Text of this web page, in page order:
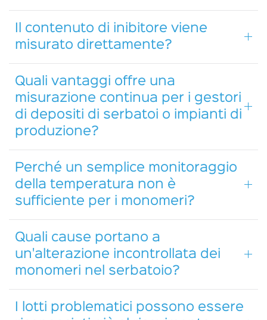
Il contenuto di inibitore viene
misurato direttamente?
Quali vantaggi offre una
misurazione continua per i gestori
di depositi di serbatoi o impianti di
produzione?
Perché un semplice monitoraggio
della temperatura non è
sufficiente per i monomeri?
Quali cause portano a
un'alterazione incontrollata dei
monomeri nel serbatoio?
I lotti problematici possono essere